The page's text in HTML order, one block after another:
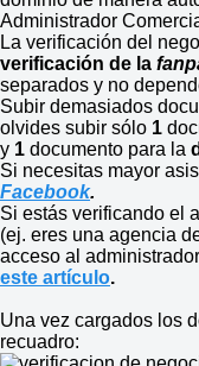
Administrador
La verificación del
verificación de la
separados y no
Subir demasiados
olvides subir sólo 1
y 1 documento para la
Si necesitas mayor
Facebook.
Si estás verificando el
(ej. eres una agencia
acceso al
este artículo.
Una vez cargados los
recuadro: